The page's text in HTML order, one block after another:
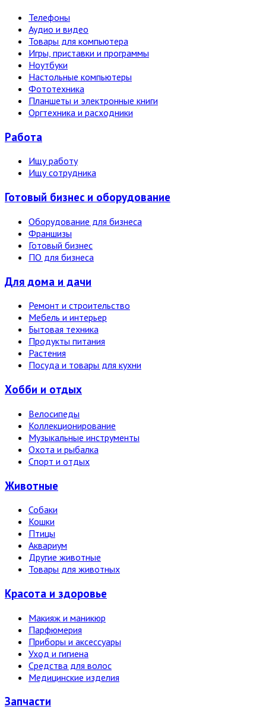
Телефоны
Аудио и видео
Товары для компьютера
Игры, приставки и программы
Ноутбуки
Настольные компьютеры
Фототехника
Планшеты и электронные книги
Оргтехника и расходники
Работа
Ищу работу
Ищу сотрудника
Готовый бизнес и оборудование
Оборудование для бизнеса
Франшизы
Готовый бизнес
ПО для бизнеса
Для дома и дачи
Ремонт и строительство
Мебель и интерьер
Бытовая техника
Продукты питания
Растения
Посуда и товары для кухни
Хобби и отдых
Велосипеды
Коллекционирование
Музыкальные инструменты
Охота и рыбалка
Спорт и отдых
Животные
Собаки
Кошки
Птицы
Аквариум
Другие животные
Товары для животных
Красота и здоровье
Макияж и маникюр
Парфюмерия
Приборы и аксессуары
Уход и гигиена
Средства для волос
Медицинские изделия
Запчасти